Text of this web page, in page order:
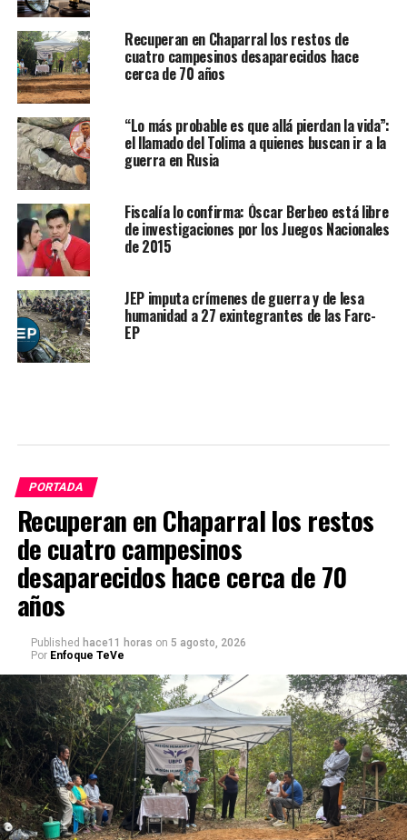
Recuperan en Chaparral los restos de
cuatro campesinos desaparecidos hace
cerca de 70 años
“Lo más probable es que allá pierdan la vida”:
el llamado del Tolima a quienes buscan ir a la
guerra en Rusia
Fiscalía lo confirma: Óscar Berbeo está libre
de investigaciones por los Juegos Nacionales
de 2015
JEP imputa crímenes de guerra y de lesa
humanidad a 27 exintegrantes de las Farc-
EP
PORTADA
Recuperan en Chaparral los restos
de cuatro campesinos
desaparecidos hace cerca de 70
años
Published hace11 horas on 5 agosto, 2026
Por Enfoque TeVe